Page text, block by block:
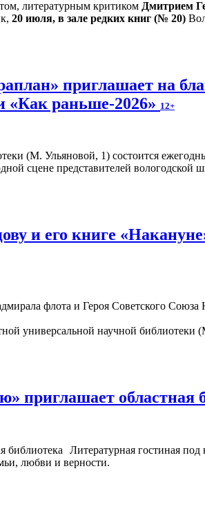
литературным критиком Дмитрием
20 июля, в зале редких книг (№ 20)
приглашает на
«Как раньше-2026» 12+
(М. Ульяновой, 1) состоится
сцене представителей вологодской
и его книге
флота и Героя Советского Союза
универсальной научной библиотеки
приглашает областная
Литературная гостиная
любви и верности.